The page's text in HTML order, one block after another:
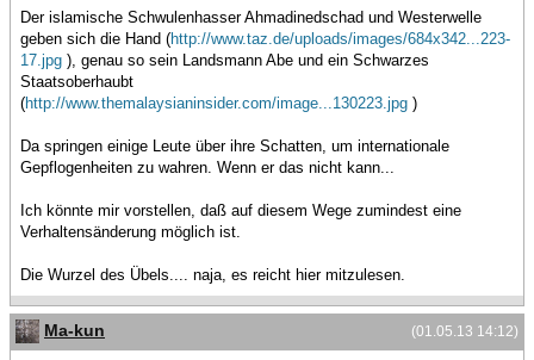
Der islamische Schwulenhasser Ahmadinedschad und Westerwelle
geben sich die Hand (http://www.taz.de/uploads/images/684x342...223-
17.jpg ), genau so sein Landsmann Abe und ein Schwarzes
Staatsoberhaubt
(http://www.themalaysianinsider.com/image...130223.jpg )
Da springen einige Leute über ihre Schatten, um internationale
Gepflogenheiten zu wahren. Wenn er das nicht kann...
Ich könnte mir vorstellen, daß auf diesem Wege zumindest eine
Verhaltensänderung möglich ist.
Die Wurzel des Übels.... naja, es reicht hier mitzulesen.
(01.05.13 14:12)
Ma-kun